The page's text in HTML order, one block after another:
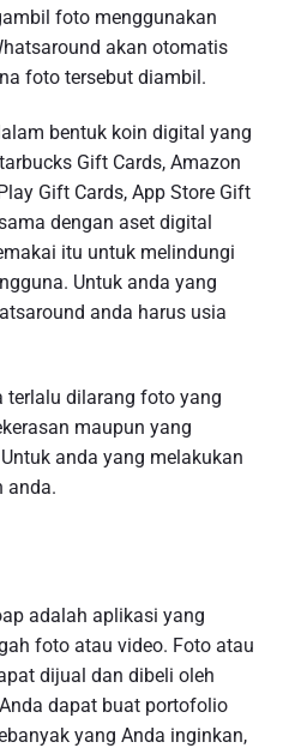
foto menggunakan
akan otomatis
foto tersebut diambil.
bentuk koin digital yang
Gift Cards, Amazon
Gift Cards, App Store Gift
dengan aset digital
itu untuk melindungi
Untuk anda yang
anda harus usia
terlalu dilarang foto yang
maupun yang
anda yang melakukan
anda.
adalah aplikasi yang
foto atau video. Foto atau
dijual dan dibeli oleh
dapat buat portofolio
yang Anda inginkan,